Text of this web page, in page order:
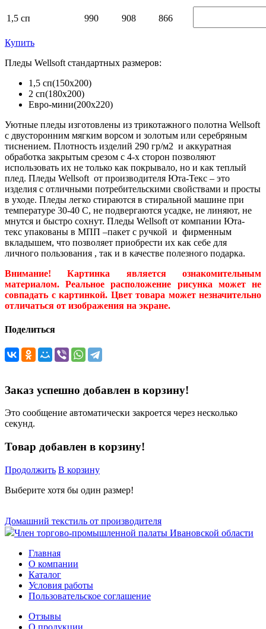
1,5 сп 990 908 866
Купить
Пледы Wellsoft стандартных размеров:
1,5 сп(150х200)
2 сп(180х200)
Евро-мини(200х220)
Уютные пледы изготовлены из трикотажного полотна Wellsoft
с двусторонним мягким ворсом и золотым или серебряным
тиснением. Плотность изделий 290 гр/м2 и аккуратная
обработка закрытым срезом с 4-х сторон позволяют
использовать их не только как покрывало, но и как теплый
плед. Пледы Wellsoft от производителя Юта-Текс – это
изделия с отличными потребительскими свойствами и просты
в уходе. Пледы легко стираются в стиральной машине при
температуре 30-40 C, не подвергаются усадке, не линяют, не
мнутся и быстро сохнут. Пледы Wellsoft от компании Юта-
текс упакованы в МПП –пакет с ручкой и фирменным
вкладышем, что позволяет приобрести их как себе для
личного пользования , так и в качестве полезного подарка.
Внимание! Картинка является ознакомительным
материалом. Реальное расположение рисунка может не
совпадать с картинкой. Цвет товара может незначительно
отличаться от изображения на экране.
Поделиться
Заказ успешно добавлен в корзину!
Это сообщение автоматически закроется через несколько
секунд.
Товар добавлен в корзину!
Продолжить В корзину
Выберите хотя бы один размер!
Домашний текстиль от производителя
Член торгово-промышленной палаты Ивановской области
Главная
О компании
Каталог
Условия работы
Пользовательское соглашение
Отзывы
О продукции